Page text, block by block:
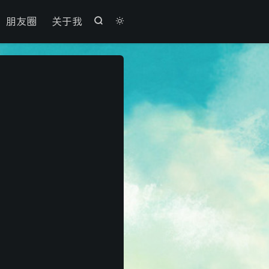


朋友圈 关于我